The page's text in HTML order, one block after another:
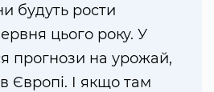
будуть рости
цього року. У
прогнози на урожай,
Європі. І якщо там